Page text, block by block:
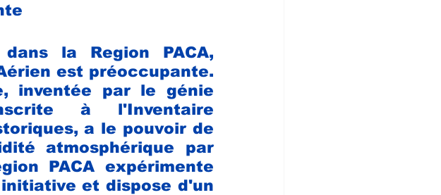
la Region PACA,
est préoccupante.
inventée par le génie
à l'Inventaire
a le pouvoir de
atmosphérique par
PACA expérimente
et dispose d'un